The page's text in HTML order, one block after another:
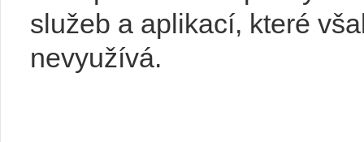
služeb a aplikací, které
nevyužívá.